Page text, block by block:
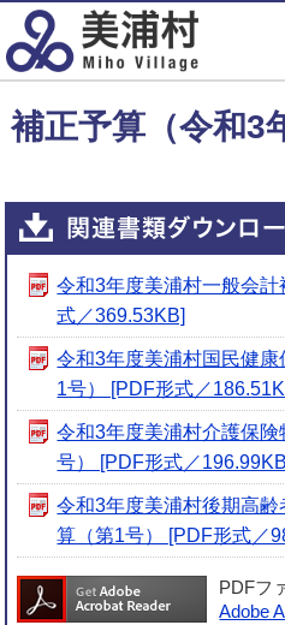
補正予算（令和3
令和3年度美浦村一般会
式／369.53KB]
令和3年度美浦村国民健
1号） [PDF形式／
令和3年度美浦村介護保
号） [PDF形式／
令和3年度美浦村後期高
算（第1号） [PDF形式／
PDFフ
Adobe